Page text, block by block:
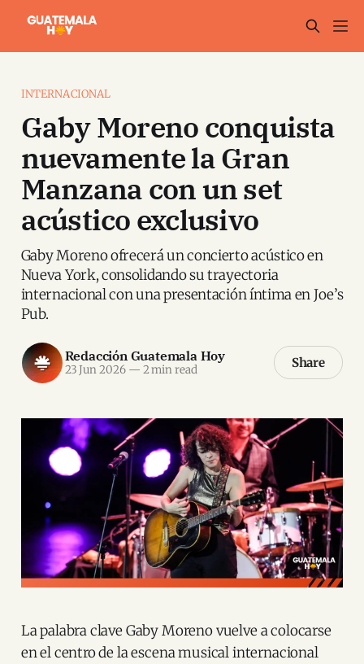
INTERNACIONAL
Gaby Moreno conquista
nuevamente la Gran
Manzana con un set
acústico exclusivo
Gaby Moreno ofrecerá un concierto acústico en
Nueva York, consolidando su trayectoria
internacional con una presentación íntima en Joe’s
Pub.
Redacción Guatemala Hoy
23 Jun 2026 — 2 min read Share
La palabra clave Gaby Moreno vuelve a colocarse
en el centro de la escena musical internacional